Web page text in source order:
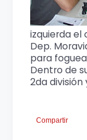
izquierda el
Dep.
para
Dentro de
2da división
Compartir